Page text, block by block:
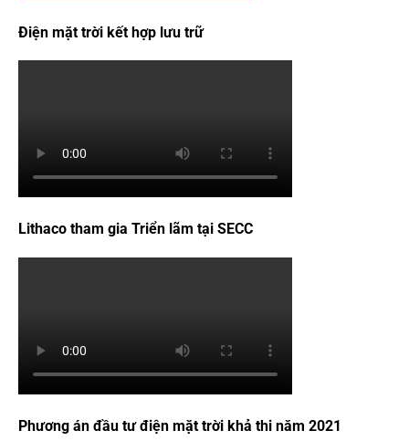
Điện mặt trời kết hợp lưu trữ
Lithaco tham gia Triển lãm tại SECC
Phương án đầu tư điện mặt trời khả thi năm 2021